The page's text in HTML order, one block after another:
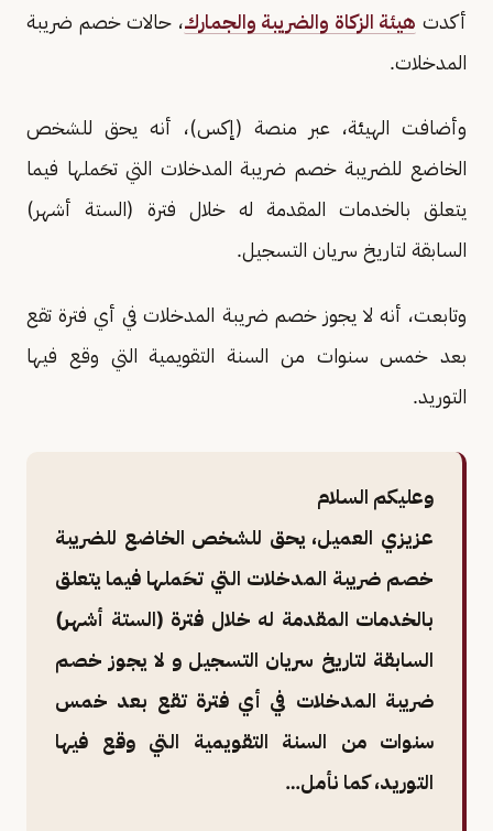
أكدت هيئة الزكاة والضريبة والجمارك، حالات خصم ضريبة
المدخلات.
وأضافت الهيئة، عبر منصة (إكس)، أنه يحق للشخص
الخاضع للضريبة خصم ضريبة المدخلات التي تحَملها فيما
يتعلق بالخدمات المقدمة له خلال فترة (الستة أشهر)
السابقة لتاريخ سريان التسجيل.
وتابعت، أنه لا يجوز خصم ضريبة المدخلات في أي فترة تقع
بعد خمس سنوات من السنة التقويمية التي وقع فيها
التوريد.
وعليكم السلام
عزيزي العميل، يحق للشخص الخاضع للضريبة
خصم ضريبة المدخلات التي تحَملها فيما يتعلق
بالخدمات المقدمة له خلال فترة (الستة أشهر)
السابقة لتاريخ سريان التسجيل و لا يجوز خصم
ضريبة المدخلات في أي فترة تقع بعد خمس
سنوات من السنة التقويمية التي وقع فيها
التوريد، كما نأمل…